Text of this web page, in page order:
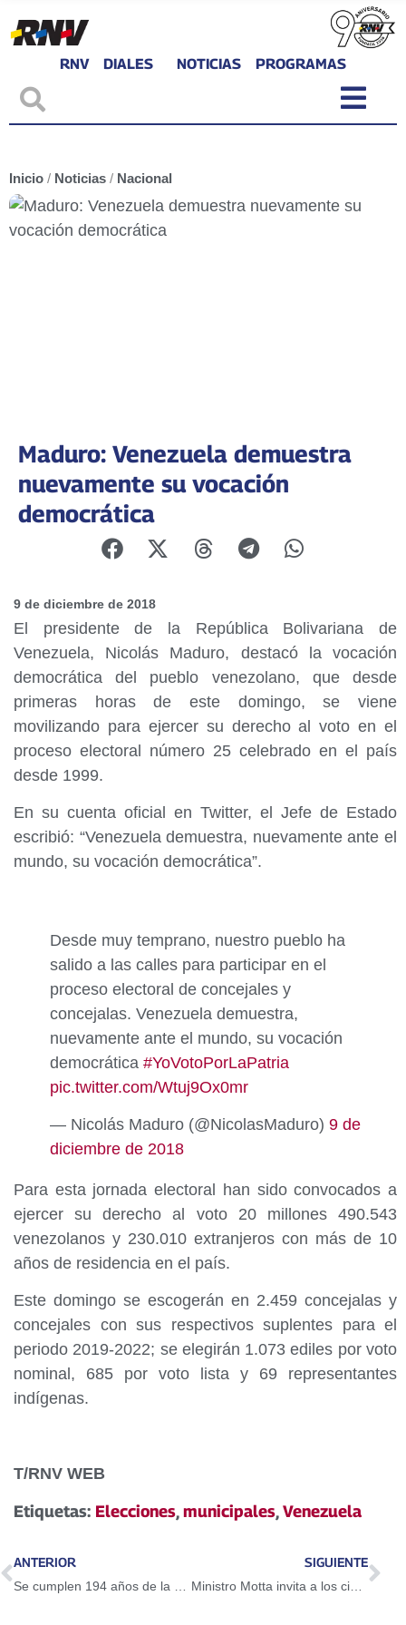
RNV DIALES NOTICIAS PROGRAMAS
Inicio / Noticias / Nacional
Maduro: Venezuela demuestra
nuevamente su vocación
democrática
9 de diciembre de 2018
El presidente de la República Bolivariana de
Venezuela, Nicolás Maduro, destacó la vocación
democrática del pueblo venezolano, que desde
primeras horas de este domingo, se viene
movilizando para ejercer su derecho al voto en el
proceso electoral número 25 celebrado en el país
desde 1999.
En su cuenta oficial en Twitter, el Jefe de Estado
escribió: “Venezuela demuestra, nuevamente ante el
mundo, su vocación democrática”.
Desde muy temprano, nuestro pueblo ha
salido a las calles para participar en el
proceso electoral de concejales y
concejalas. Venezuela demuestra,
nuevamente ante el mundo, su vocación
democrática #YoVotoPorLaPatria
pic.twitter.com/Wtuj9Ox0mr
— Nicolás Maduro (@NicolasMaduro) 9 de
diciembre de 2018
Para esta jornada electoral han sido convocados a
ejercer su derecho al voto 20 millones 490.543
venezolanos y 230.010 extranjeros con más de 10
años de residencia en el país.
Este domingo se escogerán en 2.459 concejalas y
concejales con sus respectivos suplentes para el
periodo 2019-2022; se elegirán 1.073 ediles por voto
nominal, 685 por voto lista y 69 representantes
indígenas.
T/RNV WEB
Etiquetas: Elecciones,municipales,Venezuela
ANTERIOR SIGUIENTE
Ministro Motta invita a los ciudadanos a salir a votar